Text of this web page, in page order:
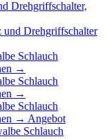
Drehgriffschalter
Schlauch
→
Schlauch
→
Schlauch
→ Angebot
Schlauch